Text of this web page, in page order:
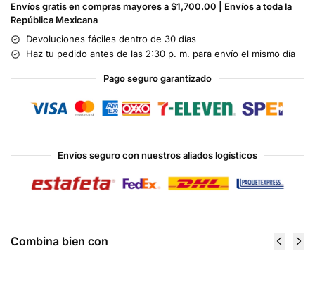
Envíos gratis en compras mayores a $1,700.00 | Envíos a toda la
República Mexicana
Devoluciones fáciles dentro de 30 días
Haz tu pedido antes de las 2:30 p. m. para envío el mismo día
Pago seguro garantizado
Envíos seguro con nuestros aliados logísticos
Combina bien con